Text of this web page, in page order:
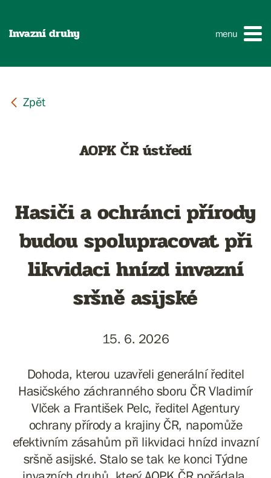
Invazní druhy menu
AOPK ČR ústředí
Hasiči a ochránci přírody
budou spolupracovat při
likvidaci hnízd invazní
sršně asijské
15. 6. 2026
Dohoda, kterou uzavřeli generální ředitel
Hasičského záchranného sboru ČR Vladimír
Vlček a František Pelc, ředitel Agentury
ochrany přírody a krajiny ČR, napomůže
efektivním zásahům při likvidaci hnízd invazní
sršně asijské. Stalo se tak ke konci Týdne